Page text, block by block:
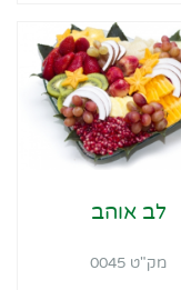
לב אוהב
מק"ט 0045